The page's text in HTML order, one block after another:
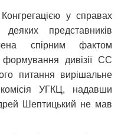
у справах
представників
спірним фактом
дивізії СС
питання вирішальне
УГКЦ, надавши
Шептицький не мав